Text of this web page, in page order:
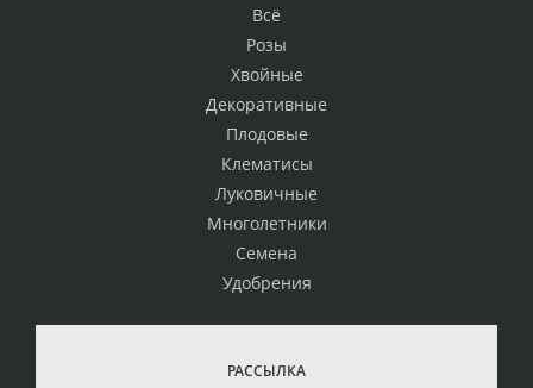
Всё
Розы
Хвойные
Декоративные
Плодовые
Клематисы
Луковичные
Многолетники
Семена
Удобрения
РАССЫЛКА